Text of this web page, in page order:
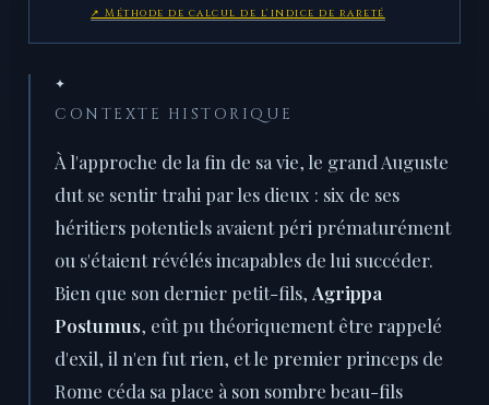
↗ Méthode de calcul de l'indice de rareté
✦
CONTEXTE HISTORIQUE
À l'approche de la fin de sa vie, le grand Auguste
dut se sentir trahi par les dieux : six de ses
héritiers potentiels avaient péri prématurément
ou s'étaient révélés incapables de lui succéder.
Bien que son dernier petit-fils, Agrippa
Postumus, eût pu théoriquement être rappelé
d'exil, il n'en fut rien, et le premier princeps de
Rome céda sa place à son sombre beau-fils